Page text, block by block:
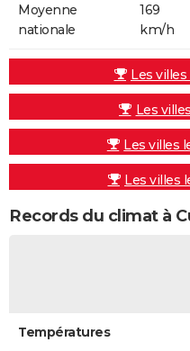
Moyenne
nationale
169
km/h
Les
Les
Les villes
Les villes
Records du climat à
Températures